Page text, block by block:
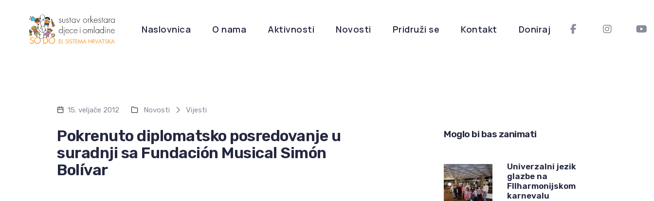
Naslovnica O nama Aktivnosti Novosti Pridruži se Kontakt Doniraj
15. veljače 2012 Novosti Vijesti
Pokrenuto diplomatsko posredovanje u
suradnji sa Fundación Musical Simón
Bolívar
Moglo bi bas zanimati
Univerzalni jezik
glazbe na
FIlharmonijskom
karnevalu